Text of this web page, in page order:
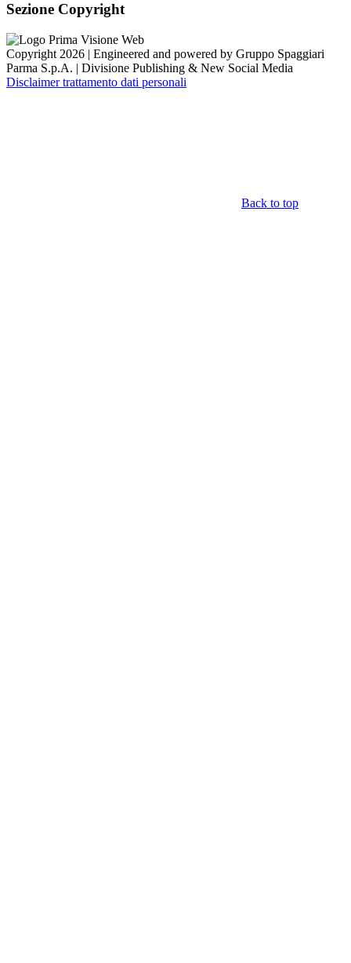
Sezione Copyright
Copyright 2026 | Engineered and powered by Gruppo Spaggiari
Parma S.p.A. | Divisione Publishing & New Social Media
Disclaimer trattamento dati personali
Back to top